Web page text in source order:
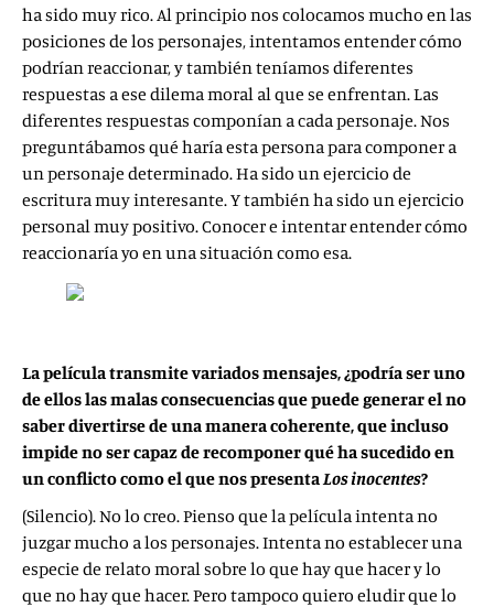
ha sido muy rico. Al principio nos colocamos mucho en las
posiciones de los personajes, intentamos entender cómo
podrían reaccionar, y también teníamos diferentes
respuestas a ese dilema moral al que se enfrentan. Las
diferentes respuestas componían a cada personaje. Nos
preguntábamos qué haría esta persona para componer a
un personaje determinado. Ha sido un ejercicio de
escritura muy interesante. Y también ha sido un ejercicio
personal muy positivo. Conocer e intentar entender cómo
reaccionaría yo en una situación como esa.
La película transmite variados mensajes, ¿podría ser uno
de ellos las malas consecuencias que puede generar el no
saber divertirse de una manera coherente, que incluso
impide no ser capaz de recomponer qué ha sucedido en
un conflicto como el que nos presentaLos inocentes?
(Silencio). No lo creo. Pienso que la película intenta no
juzgar mucho a los personajes. Intenta no establecer una
especie de relato moral sobre lo que hay que hacer y lo
que no hay que hacer. Pero tampoco quiero eludir que lo